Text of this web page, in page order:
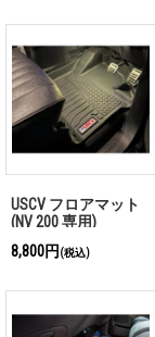
USCV フロアマット
(NV 200 専用)
8,800円 (税込)